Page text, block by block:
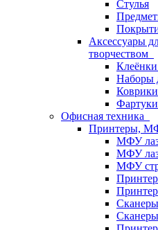
Стулья
Аксессуары
творчеством
Клеёнки
Наборы
Фартуки
Офисная техника
Принтеры,
МФУ
МФУ
МФУ
Сканеры